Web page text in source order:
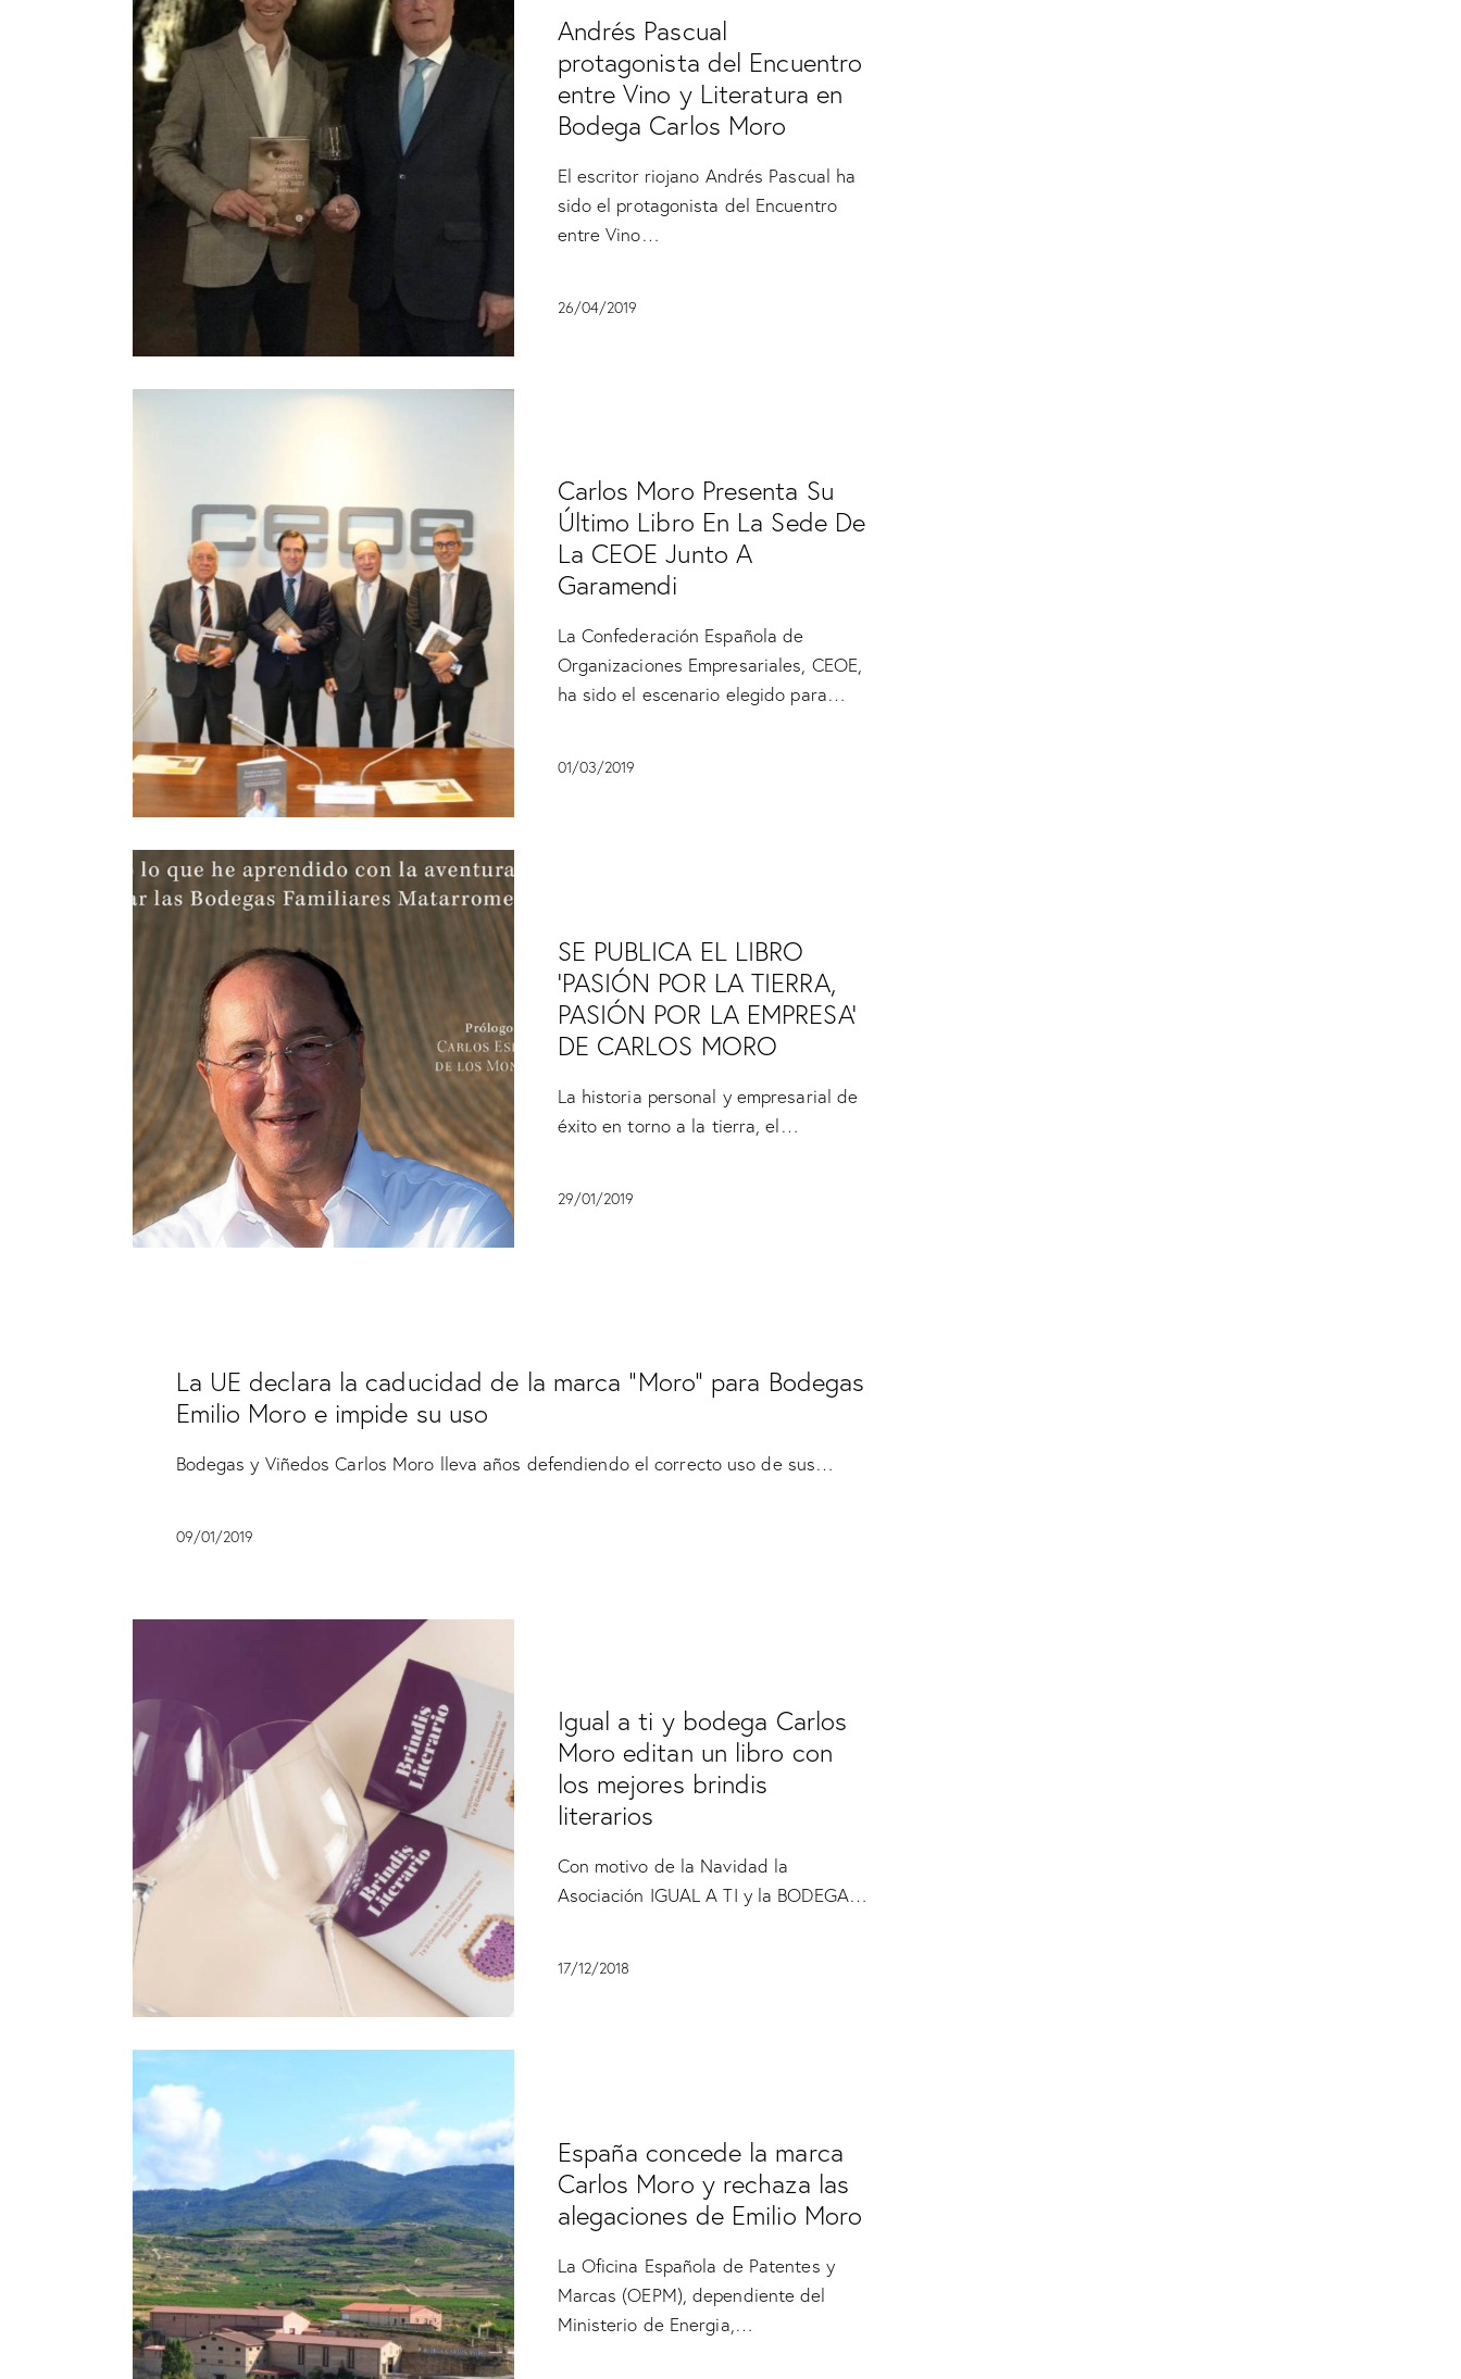
Andrés Pascual
protagonista del Encuentro
entre Vino y Literatura en
Bodega Carlos Moro
El escritor riojano Andrés Pascual ha
sido el protagonista del Encuentro
entre Vino…
26/04/2019
Carlos Moro Presenta Su
Último Libro En La Sede De
La CEOE Junto A
Garamendi
La Confederación Española de
Organizaciones Empresariales, CEOE,
ha sido el escenario elegido para…
01/03/2019
SE PUBLICA EL LIBRO
‘PASIÓN POR LA TIERRA,
PASIÓN POR LA EMPRESA’
DE CARLOS MORO
La historia personal y empresarial de
éxito en torno a la tierra, el…
29/01/2019
La UE declara la caducidad de la marca “Moro” para Bodegas
Emilio Moro e impide su uso
Bodegas y Viñedos Carlos Moro lleva años defendiendo el correcto uso de sus…
09/01/2019
Igual a ti y bodega Carlos
Moro editan un libro con
los mejores brindis
literarios
Con motivo de la Navidad la
Asociación IGUAL A TI y la BODEGA…
17/12/2018
España concede la marca
Carlos Moro y rechaza las
alegaciones de Emilio Moro
La Oficina Española de Patentes y
Marcas (OEPM), dependiente del
Ministerio de Energia,…